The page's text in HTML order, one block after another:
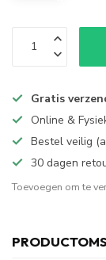
Gratis
Online &
Bestel veilig
30 dagen
Toevoegen om te